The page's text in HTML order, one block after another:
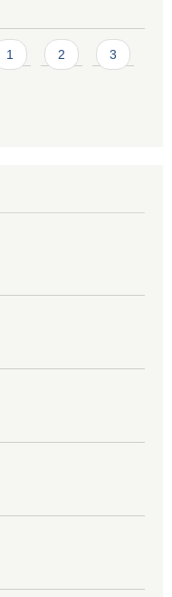
1 2
3